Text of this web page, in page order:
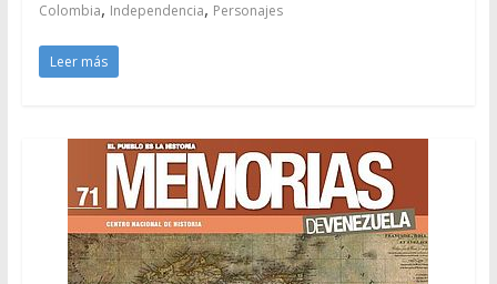
Colombia, Independencia, Personajes
Leer más